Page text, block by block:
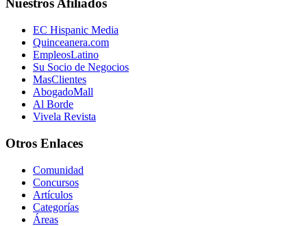
Nuestros Afiliados
EC Hispanic Media
Quinceanera.com
EmpleosLatino
Su Socio de Negocios
MasClientes
AbogadoMall
Al Borde
Vivela Revista
Otros Enlaces
Comunidad
Concursos
Artículos
Categorías
Áreas